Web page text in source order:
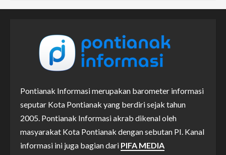
Pontianak Informasi merupakan barometer informasi
seputar Kota Pontianak yang berdiri sejak tahun
2005. Pontianak Informasi akrab dikenal oleh
masyarakat Kota Pontianak dengan sebutan PI. Kanal
informasi ini juga bagian dari PIFA MEDIA